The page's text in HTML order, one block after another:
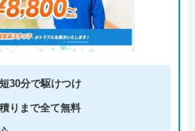
30分で駆けつけ
りまで全て無料